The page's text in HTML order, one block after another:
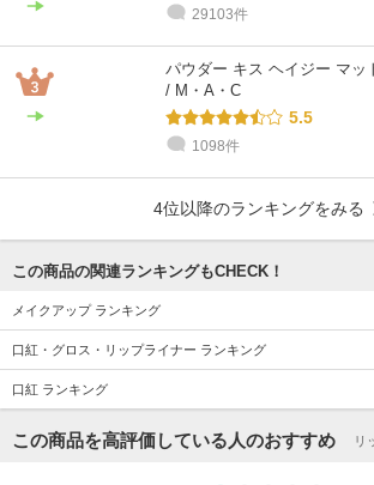
29103件
パウダー キス ヘイジー マッ
/ M・A・C
5.5
1098件
4位以降のランキングをみる
この商品の関連ランキングもCHECK！
メイクアップ ランキング
口紅・グロス・リップライナー ランキング
口紅 ランキング
この商品を高評価している人のおすすめ リ